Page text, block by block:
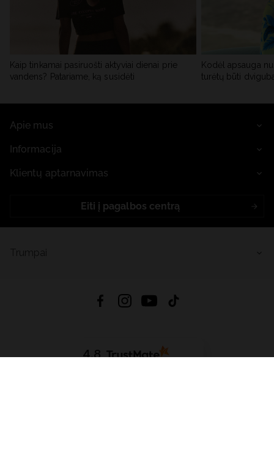
Kaip tinkamai pasiruošti aktyviai dienai prie
vandens? Patariame, ką susidėti
Kodėl apsauga
turėtų būti
Apie mus
Informacija
Klientų aptarnavimas
Eiti į pagalbos centrą
4.8